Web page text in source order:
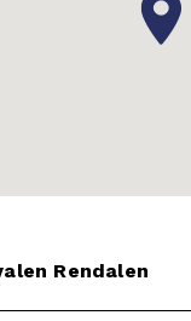
Rendalen